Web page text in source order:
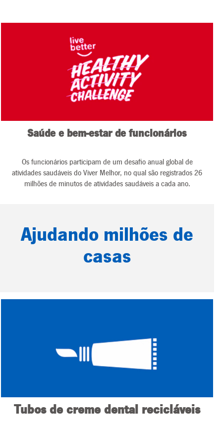
Saúde e bem-estar de funcionários
Os funcionários participam de um desafio anual global de
atividades saudáveis do Viver Melhor, no qual são registrados 26
milhões de minutos de atividades saudáveis a cada ano.
Ajudando milhões de
casas
Tubos de creme dental recicláveis